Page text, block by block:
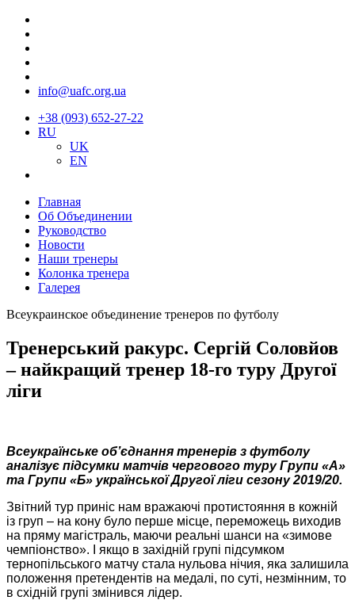
info@uafc.org.ua
+38 (093) 652-27-22
RU
UK
EN
Главная
Об Объединении
Руководство
Новости
Наши тренеры
Колонка тренера
Галерея
Всеукраинское объединение тренеров по футболу
Тренерський ракурс. Сергій Соловйов
– найкращий тренер 18-го туру Другої
ліги
Всеукраїнське об’єднання тренерів з футболу
аналізує підсумки матчів чергового туру Групи «А»
та Групи «Б» української Другої ліги сезону 2019/20.
Звітний тур приніс нам вражаючі протистояння в кожній
із груп – на кону було перше місце, переможець виходив
на пряму магістраль, маючи реальні шанси на «зимове
чемпіонство». І якщо в західній групі підсумком
тернопільського матчу стала нульова нічия, яка залишила
положення претендентів на медалі, по суті, незмінним, то
в східній групі змінився лідер.